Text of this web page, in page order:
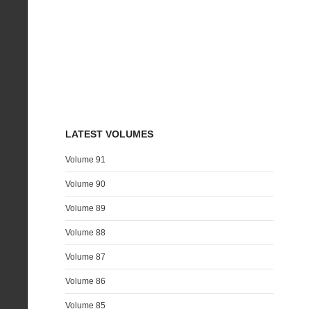
LATEST VOLUMES
Volume 91
Volume 90
Volume 89
Volume 88
Volume 87
Volume 86
Volume 85